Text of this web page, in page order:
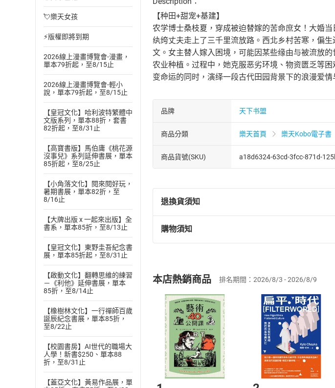
💘樂天女孩
⚡版權即將到期
2026線上漫畫博覽會-漫畫，
單本79折起，至8/15止
2026線上漫畫博覽會-輕小
說，單本79折起，至8/15止
【皇冠文化】哈利波特繁體中
文版系列，單本88折，套書
82折起，至8/31止
【高寶書版】馬伯庸《桃花源
沒事兒》系列延伸書展，單本
85折起，至8/25止
【小角落文化】閱來閱好玩，
暑期書展，單本82折，至
8/16止
【大牌出版 x 一起來出版】全
書系，單本85折，至8/13止
【皇冠文化】東野圭吾紀念書
展，單本85折起，至8/31止
【啟動文化】翻轉思維的練習
－《利他》延伸書展，單本
85折，至8/14止
【橡樹林文化】一行禪師百歲
誕辰紀念書展，單本85折，
至8/22止
【校園書房】AI世代的職場大
人學！新書$250、單本88
折，至8/31止
【蓋亞文化】黃易作品展，單
【种田+甜宠+基建】
农学博士桑枝夏，穿成被迫替嫁的苦命庶女！大婚
纨绔丈夫走上了三千里流放路。西北乡村苦寒，偏
文。女主替人嫁入困境，可能因某些缘由与被流放
农业种植。过程中，她克服恶劣环境、物资匮乏等
变命运的同时，演绎一段古代田园背景下的浪漫爱情
品牌 天下书盟
商品分類 樂天首頁 樂天Kobo電子書
商品貨號(SKU) a18d6324-63cd-3fcc-871d-
退換貨須知
退換貨規定：
(一)依消費者保護法第19條第1項後段暨通訊
(二)消費者訂購本店鋪之商品即代表知悉本
且已下載/存取電子書，不得請求退貨退款。
退貨方式：您欲取消訂單或辦理退貨時，請登
貨」，本店鋪將依您的申請進行審核，待審核
請注意，樂天市場須以整筆訂單為單位進行取
購物須知
挑選商品
Choose
放入購物車
Shopping cart
購書後，如何開始使用？
Step1.選擇閱讀載具
本店熱銷商品 排名期間：2026/8/3 - 2026/8/9